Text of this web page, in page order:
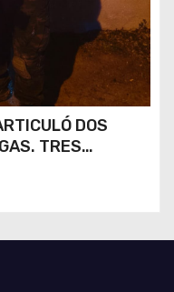
DOS
TRES